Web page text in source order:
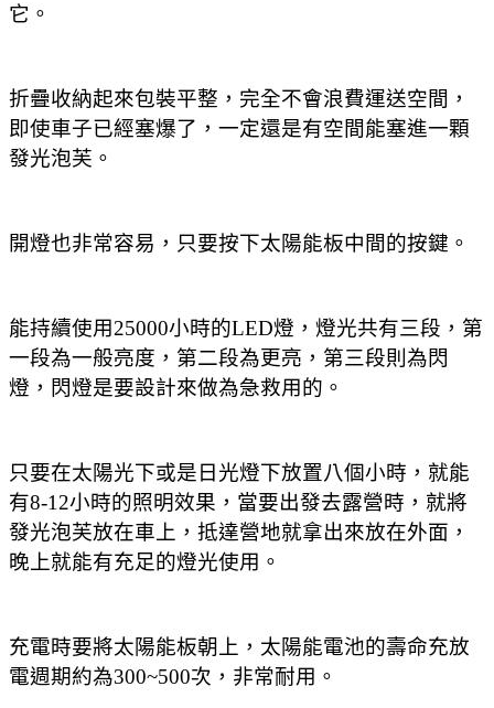
它。
折疊收納起來包裝平整，完全不會浪費運送空間，
即使車子已經塞爆了，一定還是有空間能塞進一顆
發光泡芙。
開燈也非常容易，只要按下太陽能板中間的按鍵。
能持續使用25000小時的LED燈，燈光共有三段，第
一段為一般亮度，第二段為更亮，第三段則為閃
燈，閃燈是要設計來做為急救用的。
只要在太陽光下或是日光燈下放置八個小時，就能
有8-12小時的照明效果，當要出發去露營時，就將
發光泡芙放在車上，抵達營地就拿出來放在外面，
晚上就能有充足的燈光使用。
充電時要將太陽能板朝上，太陽能電池的壽命充放
電週期約為300~500次，非常耐用。